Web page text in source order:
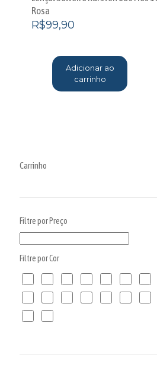
Rosa
R$99,90
Adicionar ao
carrinho
Carrinho
Filtre por Preço
Filtre por Cor